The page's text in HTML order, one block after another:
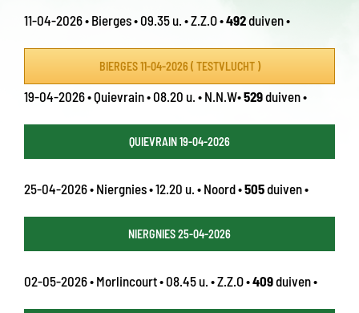
11-04-2026 • Bierges • 09.35 u. • Z.Z.O •492duiven •
BIERGES 11-04-2026 ( TESTVLUCHT )
19-04-2026 • Quievrain • 08.20 u. • N.N.W•529duiven •
QUIEVRAIN 19-04-2026
25-04-2026 • Niergnies • 12.20 u. • Noord •505duiven •
NIERGNIES 25-04-2026
02-05-2026 • Morlincourt • 08.45 u. • Z.Z.O •409duiven •